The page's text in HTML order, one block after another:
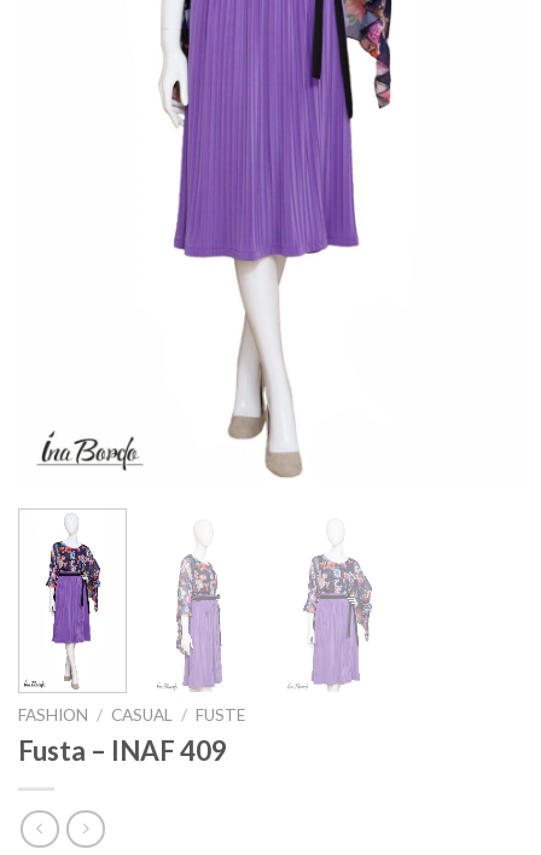
FASHION / CASUAL / FUSTE
Fusta – INAF 409